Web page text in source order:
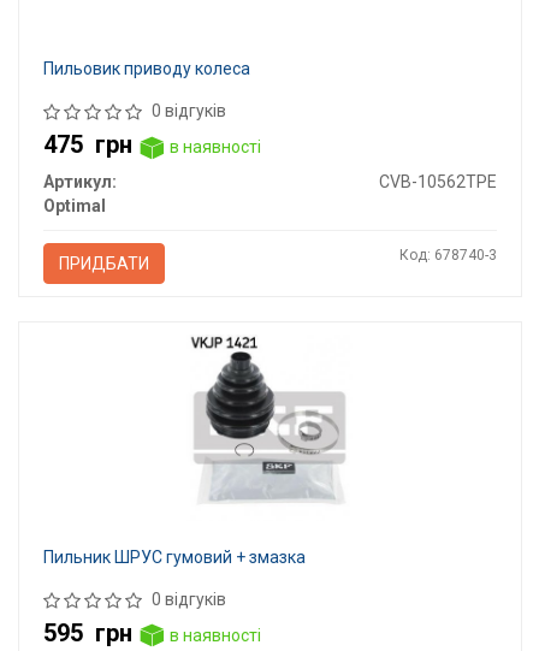
Пильовик приводу колеса
0 відгуків
475 грн
в наявності
Артикул:
CVB-10562TPE
Optimal
ПРИДБАТИ Код: 678740-3
Пильник ШРУС гумовий + змазка
0 відгуків
595 грн
в наявності